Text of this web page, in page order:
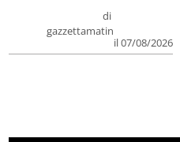
di
gazzettamatin
il 07/08/2026